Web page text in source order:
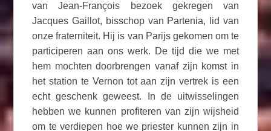
van Jean-François bezoek gekregen van
Jacques Gaillot, bisschop van Partenia, lid van
onze fraterniteit. Hij is van Parijs gekomen om te
participeren aan ons werk. De tijd die we met
hem mochten doorbrengen vanaf zijn komst in
het station te Vernon tot aan zijn vertrek is een
echt geschenk geweest. In de uitwisselingen
hebben we kunnen profiteren van zijn wijsheid
om te verdiepen hoe we priester kunnen zijn in